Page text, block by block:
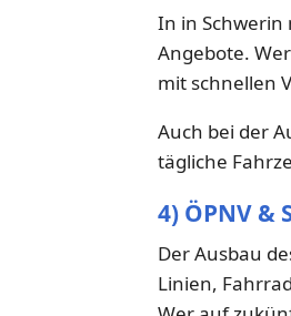
In in Schwerin
Angebote.
mit schnellen
Auch bei der
tägliche
4) ÖPNV
Der Ausbau
Linien,